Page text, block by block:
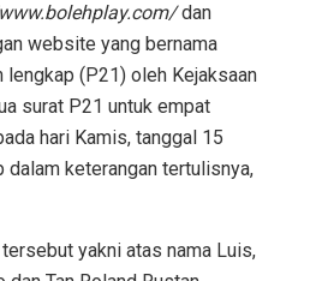
dan
website yang bernama
lengkap (P21) oleh Kejaksaan
surat P21 untuk empat
hari Kamis, tanggal 15
dalam keterangan tertulisnya,
yakni atas nama Luis,